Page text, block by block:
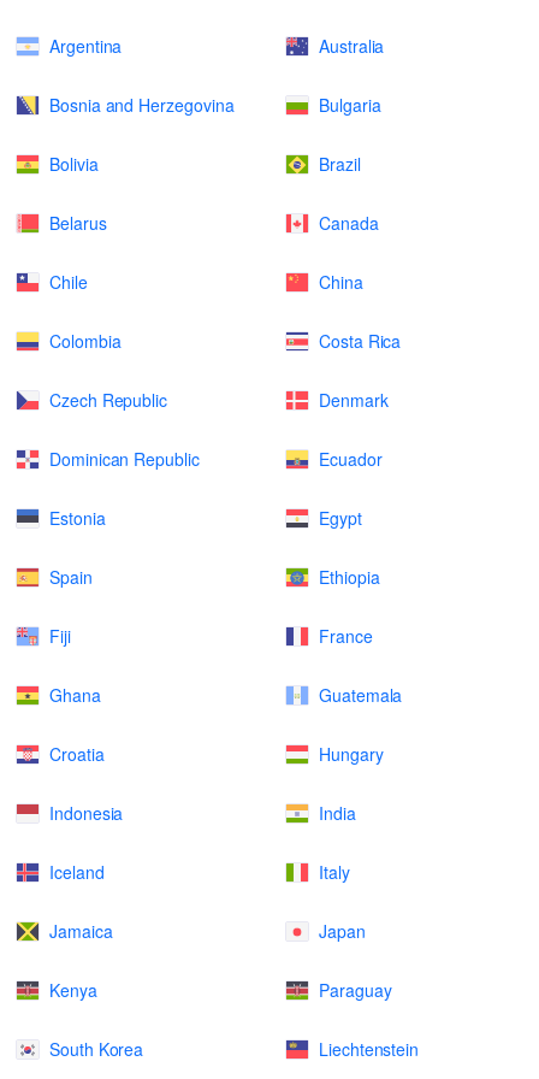
Argentina Australia
Bosnia and Herzegovina Bulgaria
Bolivia Brazil
Belarus Canada
Chile China
Colombia Costa Rica
Czech Republic Denmark
Dominican Republic Ecuador
Estonia Egypt
Spain Ethiopia
Fiji France
Ghana Guatemala
Croatia Hungary
Indonesia India
Iceland Italy
Jamaica Japan
Kenya Paraguay
South Korea Liechtenstein